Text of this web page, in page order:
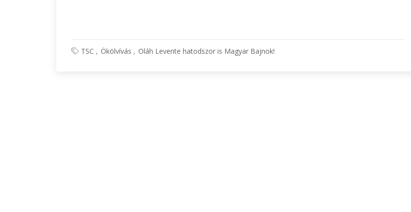
TSC Ökölvívás Oláh Levente hatodszor is Magyar Bajnok!